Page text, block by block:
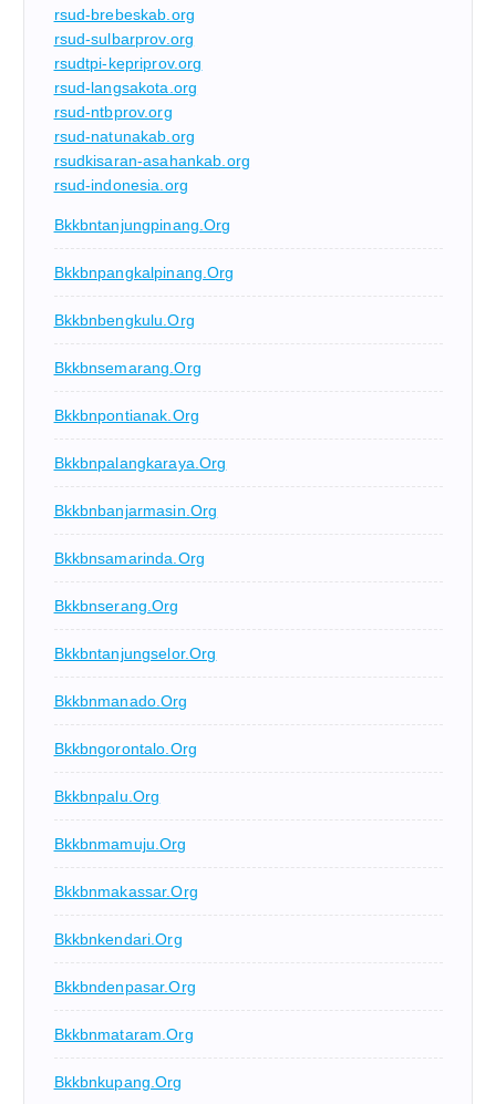
rsud-brebeskab.org
rsud-sulbarprov.org
rsudtpi-kepriprov.org
rsud-langsakota.org
rsud-ntbprov.org
rsud-natunakab.org
rsudkisaran-asahankab.org
rsud-indonesia.org
Bkkbntanjungpinang.org
Bkkbnpangkalpinang.org
Bkkbnbengkulu.org
Bkkbnsemarang.org
Bkkbnpontianak.org
Bkkbnpalangkaraya.org
Bkkbnbanjarmasin.org
Bkkbnsamarinda.org
Bkkbnserang.org
Bkkbntanjungselor.org
Bkkbnmanado.org
Bkkbngorontalo.org
Bkkbnpalu.org
Bkkbnmamuju.org
Bkkbnmakassar.org
Bkkbnkendari.org
Bkkbndenpasar.org
Bkkbnmataram.org
Bkkbnkupang.org